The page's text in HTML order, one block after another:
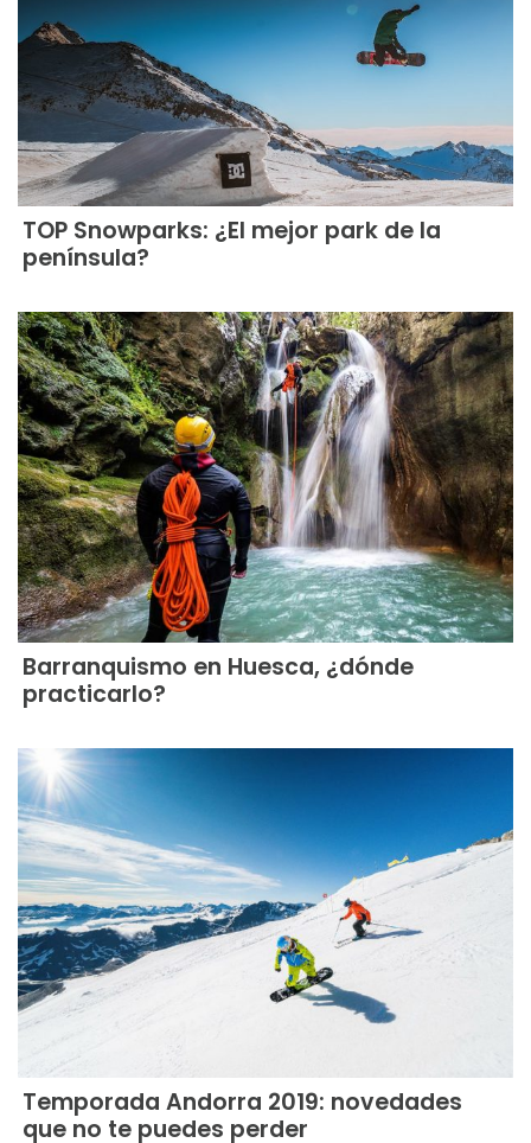
TOP Snowparks: ¿El mejor park de la
península?
Barranquismo en Huesca, ¿dónde
practicarlo?
Temporada Andorra 2019: novedades
que no te puedes perder